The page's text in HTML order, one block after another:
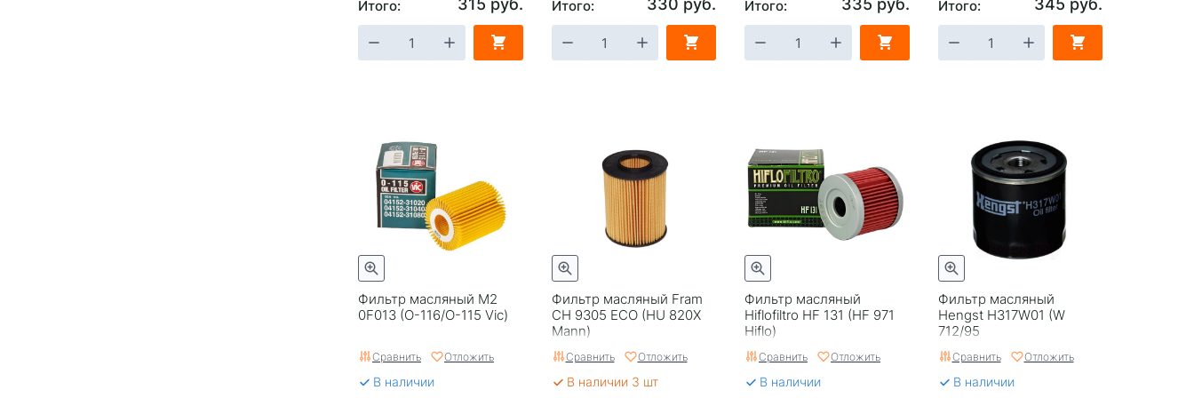
Итого: Итого: Итого: Итого:
Фильтр масляный M2
0F013 (O-116/O-115 Vic)
Сравнить Отложить
В наличии
Фильтр масляный Fram
CH 9305 ECO (HU 820X
Mann)
Сравнить Отложить
В наличии 3 шт
Фильтр масляный
Hiflofiltro HF 131 (HF 971
Hiflo)
Сравнить Отложить
В наличии
Фильтр масляный
Hengst H317W01 (W
712/95
Оригинал VAG)
Сравнить Отложить
В наличии